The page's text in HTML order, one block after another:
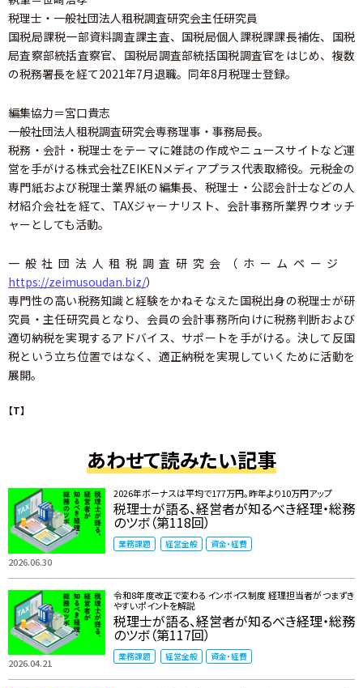
税理士・一般社団法人租税調査研究会主任研究員
国税局課税一部資料調査課主査、国税局個人課税課課長補佐、国税
局査察部統括査察官、国税局調査部統括国税調査官をはじめ、複数
の税務署長を経て2021年7月退職。同年8月税理士登録。
編集協力＝宮口貴志
一般社団法人租税調査研究会専務理事・事務局長。
税務・会計・税理士をテーマに雑誌の作成やニュースサイトなど運
営を手がける株式会社ZEIKENメディアプラス代表取締役。元税金の
専門紙および税理士業界紙の編集長、税理士・公認会計士などの人
材紹介会社を経て、TAXジャーナリスト、会計事務所業界ウオッチ
ャーとしても活動。
一般社団法人租税調査研究会（ホームページ
https://zeimusoudan.biz/）
専門性の高い税務知識と経験をかねそなえた国税出身の税理士が研
究員・主任研究員となり、会員の会計事務所向けに税務判断および
適切納税を実現するアドバイス、サポートを手がける。決して反国
税という立ち位置ではなく、適正納税を実現していくために活動を
展開。
【T】
あわせて読みたい記事
2026.06.30
2026年ボーナスは平均で177万円。昨年より10万円アップ
税理士が語る、経営者が知るべき経理・総務
のツボ（第118回）
業務課題 経営全般 資金・経費
2026.04.21
令和8年度改正で変わるインボイス制度 ――経理担当者がつまずき
やすいポイントを解説
税理士が語る、経営者が知るべき経理・総務
のツボ（第117回）
業務課題 経営全般 資金・経費